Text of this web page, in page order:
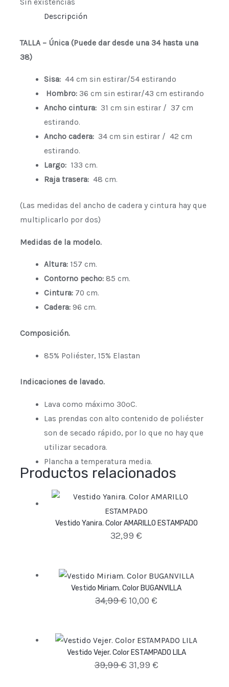
Sin existencias
Descripción
TALLA – Única(Puede dar desde una 34 hasta una
38)
Sisa: 44 cm sin estirar/54 estirando
Hombro: 36 cm sin estirar/43 cm estirando
Ancho cintura: 31 cm sin estirar / 37 cm
estirando.
Ancho cadera: 34 cm sin estirar / 42 cm
estirando.
Largo: 133 cm.
Raja trasera: 48 cm.
(Las medidas del ancho de cadera y cintura hay que
multiplicarlo por dos)
Medidas de la modelo.
Altura: 157 cm.
Contorno pecho: 85 cm.
Cintura: 70 cm.
Cadera: 96 cm.
Composición.
85% Poliéster, 15% Elastan
Indicaciones de lavado.
Lava como máximo 30ºC.
Las prendas con alto contenido de poliéster
son de secado rápido, por lo que no hay que
utilizar secadora.
Plancha a temperatura media.
Productos relacionados
Vestido Yanira. Color AMARILLO ESTAMPADO
32,99 €
Vestido Miriam. Color BUGANVILLA
34,99€10,00 €
Vestido Vejer. Color ESTAMPADO LILA
39,99€31,99 €